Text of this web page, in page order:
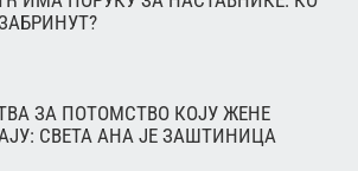
ЗА ПОТОМСТВО КОЈУ ЖЕНЕ
СВЕТА АНА ЈЕ ЗАШТИНИЦА